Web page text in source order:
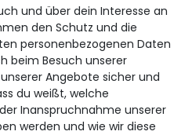
und über dein Interesse an
den Schutz und die
personenbezogenen Daten
beim Besuch unserer
Angebote sicher und
du weißt, welche
Inanspruchnahme unserer
werden und wie wir diese